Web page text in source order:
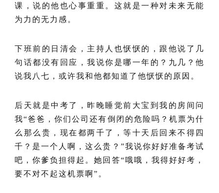
课，说的他也心事重重。这就是一种对未来无能
为力的无力感。
下班前的日清会，主持人也恹恹的，跟他说了几
句话都没有回应，我说你是哪一年的？九几？他
说我八七，或许我和他都知道了他恹恹的原因。
后天就是中考了，昨晚睡觉前大宝到我的房间问
我“爸爸，你们公司还有倒闭的危险吗？机票为什
么那么贵，现在都两千了，等十天后回来不得四
千？是一个人啊，这么贵？”我说你好好准备考试
吧，你爹负担得起。她回答“哦哦，我得好好考，
要不对不起这机票啊”。